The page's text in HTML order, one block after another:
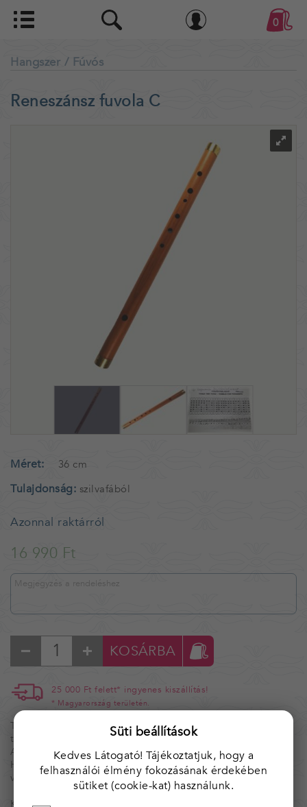
0
Hangszer / Fúvós
Reneszánsz fuvola C
Méret 36 cm
Tulajdonság szilvafából
Azonnal raktárról
16 990 Ft
KOSÁRBA
25 000 Ft felett* ingyenes kiszállítás!
* Magyarország területén.
Tárgyaink egyedi, kézzel készített alkotások, ezért nincs két
teljesen egyforma.
Amennyiben több darab van raktáron, azt jelezzük.
Ha valamelyik tárgyból többet igényelnél, kérjük, vedd fel
velünk a kapcsolatot.
Kínálatunk folymatosan bővül, illetve változik. Érdemes
Süti beállítások
Kedves Látogató! Tájékoztatjuk, hogy a
felhasználói élmény fokozásának érdekében
sütiket (cookie-kat) használunk.